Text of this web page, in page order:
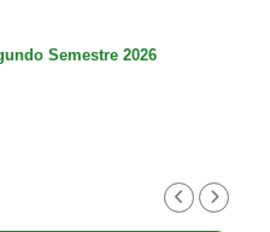
Semestre 2026